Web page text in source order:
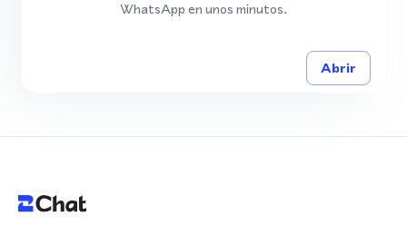
WhatsApp en unos minutos.
Abrir